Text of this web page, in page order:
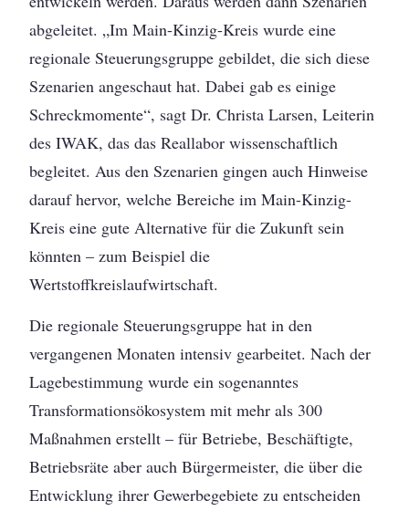
abgeleitet. „Im Main-Kinzig-Kreis wurde eine
regionale Steuerungsgruppe gebildet, die sich diese
Szenarien angeschaut hat. Dabei gab es einige
Schreckmomente“, sagt Dr. Christa Larsen, Leiterin
des IWAK, das das Reallabor wissenschaftlich
begleitet. Aus den Szenarien gingen auch Hinweise
darauf hervor, welche Bereiche im Main-Kinzig-
Kreis eine gute Alternative für die Zukunft sein
könnten – zum Beispiel die
Wertstoffkreislaufwirtschaft.
Die regionale Steuerungsgruppe hat in den
vergangenen Monaten intensiv gearbeitet. Nach der
Lagebestimmung wurde ein sogenanntes
Transformationsökosystem mit mehr als 300
Maßnahmen erstellt – für Betriebe, Beschäftigte,
Betriebsräte aber auch Bürgermeister, die über die
Entwicklung ihrer Gewerbegebiete zu entscheiden